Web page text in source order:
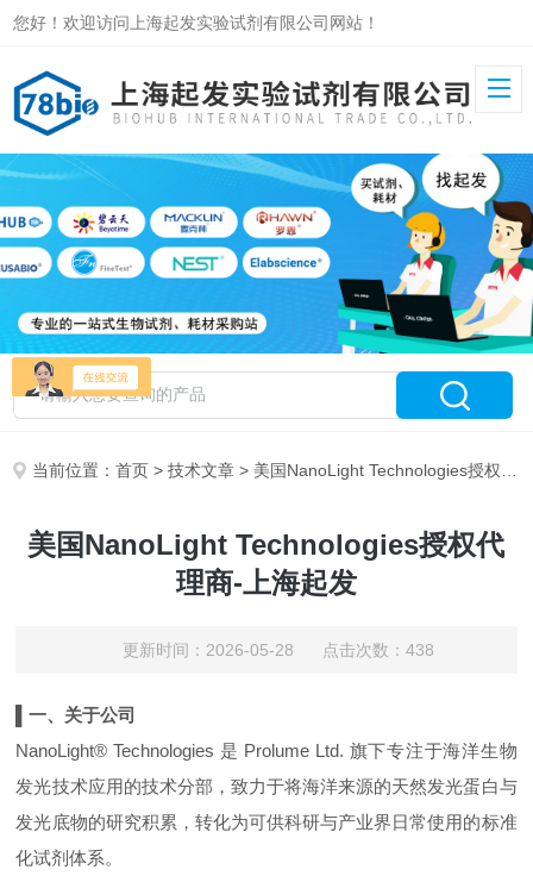
您好！欢迎访问上海起发实验试剂有限公司网站！
当前位置：首页 >技术文章 > 美国NanoLight Technologies授权代理商-上海起发
美国NanoLight Technologies授权代
理商-上海起发
更新时间：2026-05-28 点击次数：438
▌一、关于公司
NanoLight® Technologies 是 Prolume Ltd. 旗下专注于海洋生物
发光技术应用的技术分部，致力于将海洋来源的天然发光蛋白与
发光底物的研究积累，转化为可供科研与产业界日常使用的标准
化试剂体系。